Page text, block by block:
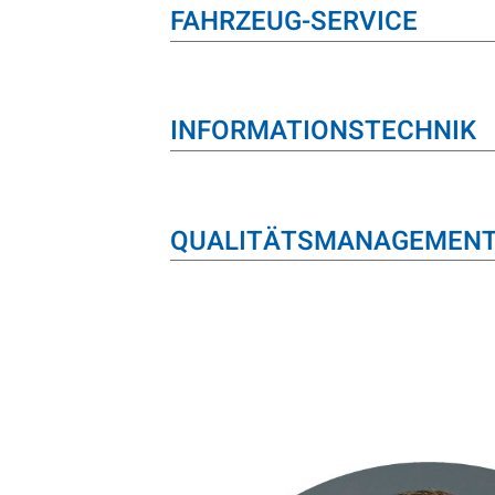
FAHRZEUG-SERVICE
INFORMATIONSTECHNIK